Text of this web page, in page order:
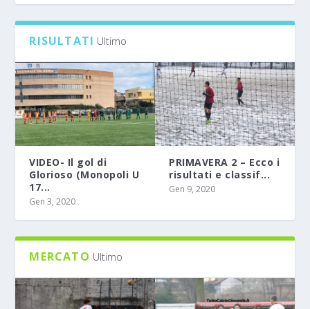
0
RISULTATI Ultimo
VIDEO- Il gol di
Glorioso (Monopoli U
17...
Gen 3, 2020
PRIMAVERA 2 – Ecco i
risultati e classif...
Gen 9, 2020
MERCATO Ultimo